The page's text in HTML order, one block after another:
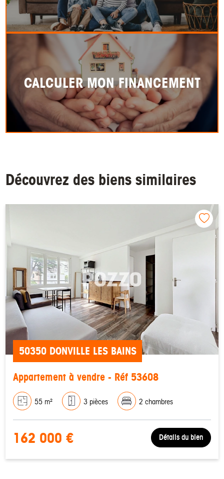
CALCULER MON FINANCEMENT
Découvrez des biens similaires
50350 DONVILLE LES BAINS
Appartement à vendre - Réf 53608
55 m² 3 pièces 2 chambres
162 000 € Détails du bien